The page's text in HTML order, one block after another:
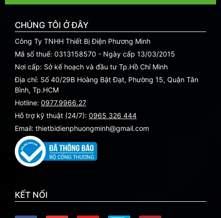
CHÚNG TÔI Ở ĐÂY
Công Ty TNHH Thiết Bị Điện Phương Minh
Mã số thuế: 0313158570 - Ngày cấp 13/03/2015
Nơi cấp: Sở kế hoạch và đầu tư Tp.Hồ Chí Minh
Địa chỉ: Số 40/29B Hoàng Bật Đạt, Phường 15, Quận Tân
Bình, Tp.HCM
Hotline: 0977.9966.27
Hỗ trợ kỹ thuật (24/7): 0965 326 444
Email: thietbidienphuongminh@gmail.com
KẾT NỐI